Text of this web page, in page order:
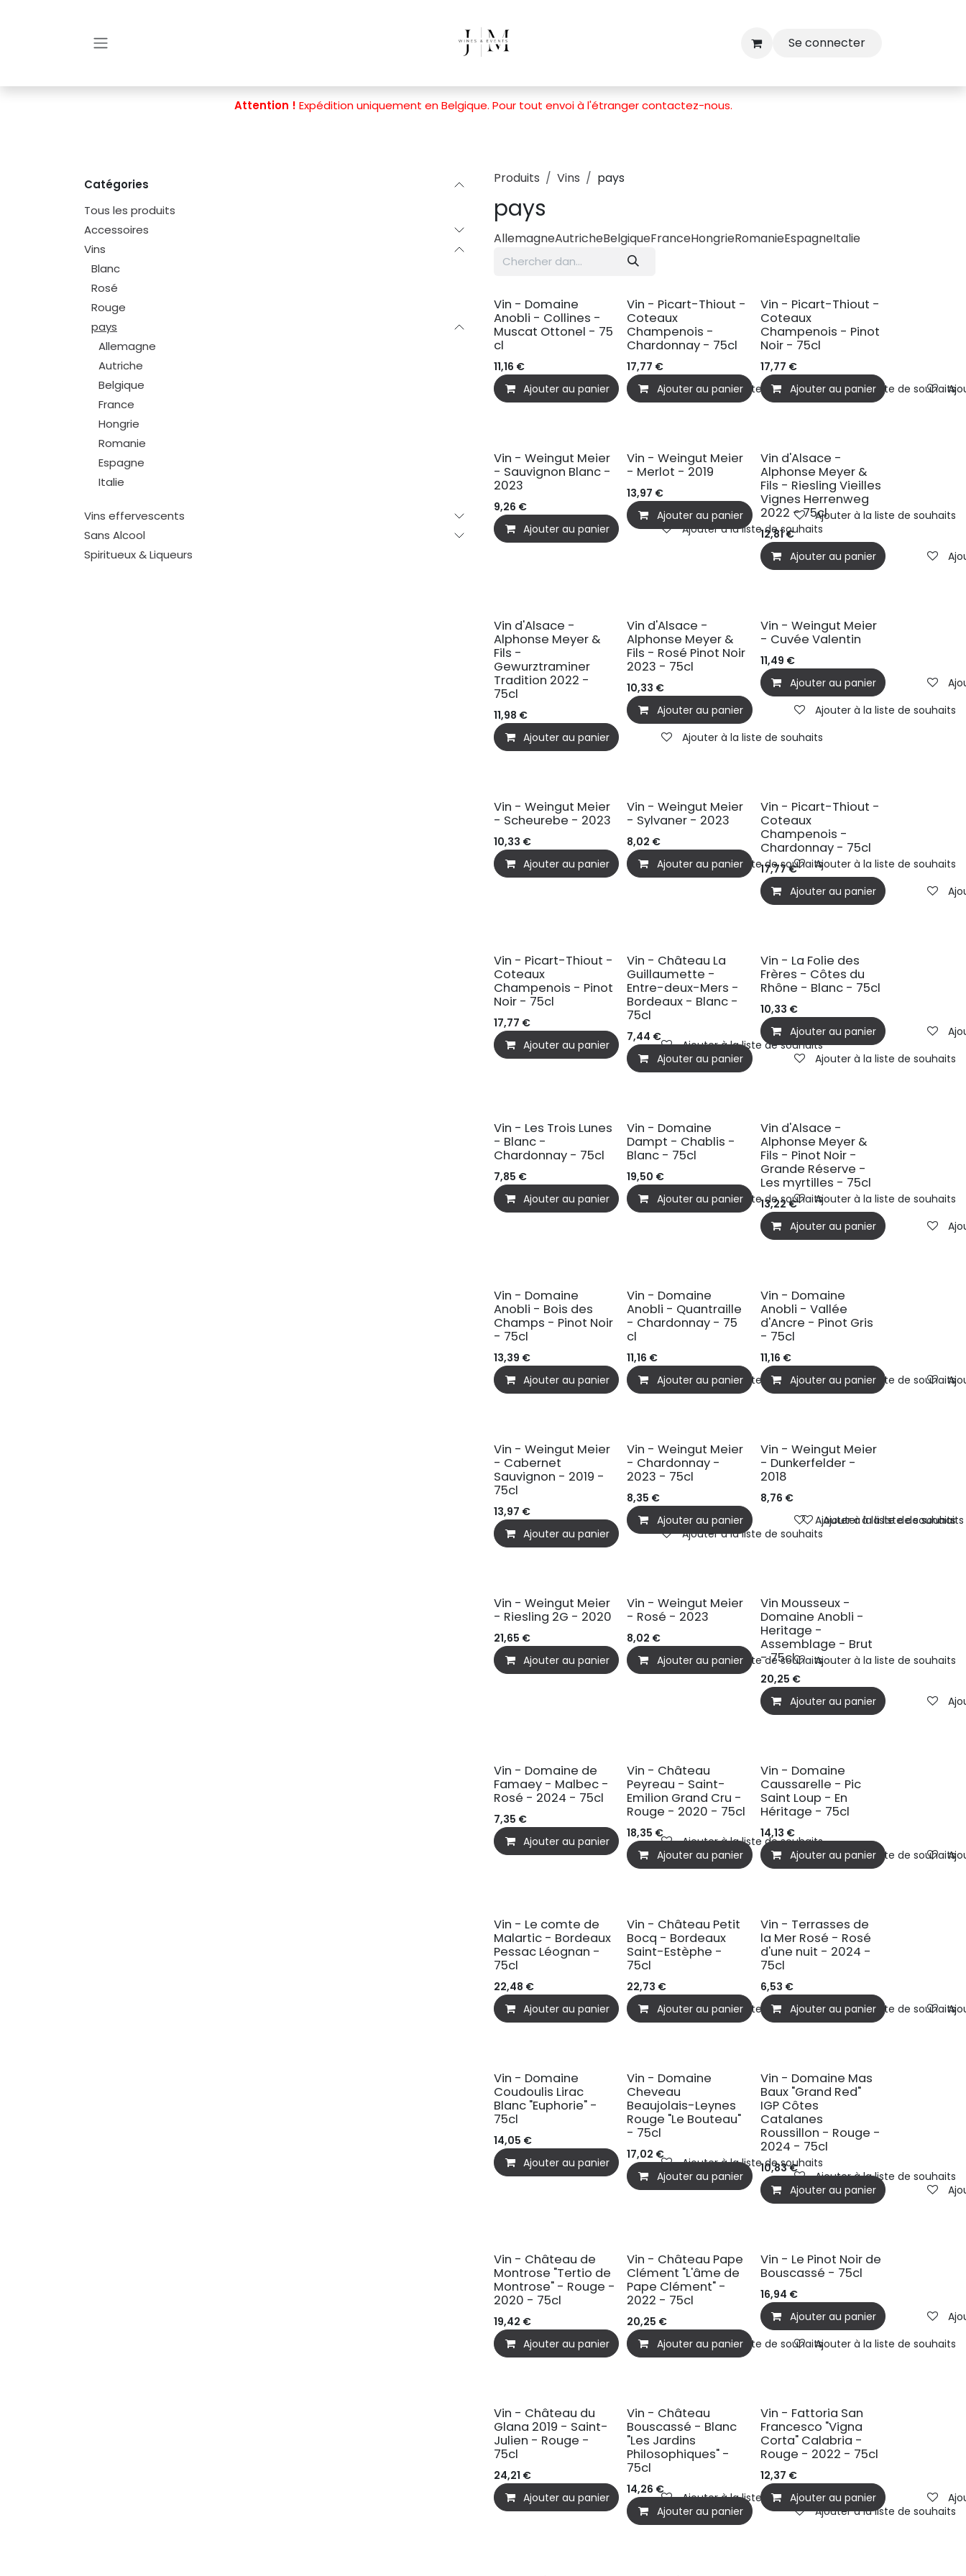
Se connecter
Attention ! Expédition uniquement en Belgique. Pour tout envoi à l'étrangercontactez-nous.
Catégories
Tous les produits
Accessoires
Vins
Blanc
Rosé
Rouge
pays
Allemagne
Autriche
Belgique
France
Hongrie
Romanie
Espagne
Italie
Vins effervescents
Sans Alcool
Spiritueux & Liqueurs
Produits Vins pays
pays
AllemagneAutricheBelgiqueFranceHongrieRomanieEspagneItalie
Vin - Domaine
Anobli - Collines -
Muscat Ottonel - 75
cl
11,16 €
Ajouter au panier
Ajouter à la liste de souhaits
Vin - Picart-Thiout -
Coteaux
Champenois -
Chardonnay - 75cl
17,77 €
Ajouter au panier
Ajouter à la liste de souhaits
Vin - Picart-Thiout -
Coteaux
Champenois - Pinot
Noir - 75cl
17,77 €
Ajouter au panier
BIO
Vin - Weingut Meier
- Sauvignon Blanc -
2023
9,26 €
Ajouter au panier
Ajouter à la liste de souhaits
BIO
Vin - Weingut Meier
- Merlot - 2019
13,97 €
Ajouter au panier
Ajouter à la liste de souhaits
Vin d'Alsace -
Alphonse Meyer &
Fils - Riesling Vieilles
Vignes Herrenweg
2022 - 75cl
12,81€
Ajouter au panier
Vin d'Alsace -
Alphonse Meyer &
Fils -
Gewurztraminer
Tradition 2022 -
75cl
11,98 €
Ajouter au panier
Ajouter à la liste de souhaits
Vin d'Alsace -
Alphonse Meyer &
Fils - Rosé Pinot Noir
2023 - 75cl
10,33 €
Ajouter au panier
Ajouter à la liste de souhaits
BIO
Vin - Weingut Meier
- Cuvée Valentin
11,49 €
Ajouter au panier
BIO
Vin - Weingut Meier
- Scheurebe - 2023
10,33 €
Ajouter au panier
Ajouter à la liste de souhaits
BIO
Vin - Weingut Meier
- Sylvaner - 2023
8,02 €
Ajouter au panier
Ajouter à la liste de souhaits
Vin - Picart-Thiout -
Coteaux
Champenois -
Chardonnay - 75cl
17,77€
Ajouter au panier
Vin - Picart-Thiout -
Coteaux
Champenois - Pinot
Noir - 75cl
17,77 €
Ajouter au panier
Ajouter à la liste de souhaits
Vin - Château La
Guillaumette -
Entre-deux-Mers -
Bordeaux - Blanc -
75cl
7,44 €
Ajouter au panier
Ajouter à la liste de souhaits
Vin - La Folie des
Frères - Côtes du
Rhône - Blanc - 75cl
10,33 €
Ajouter au panier
Vin - Les Trois Lunes
- Blanc -
Chardonnay - 75cl
7,85 €
Ajouter au panier
Ajouter à la liste de souhaits
Vin - Domaine
Dampt - Chablis -
Blanc - 75cl
19,50 €
Ajouter au panier
Ajouter à la liste de souhaits
Vin d'Alsace -
Alphonse Meyer &
Fils - Pinot Noir -
Grande Réserve -
Les myrtilles - 75cl
13,22€
Ajouter au panier
Vin - Domaine
Anobli - Bois des
Champs - Pinot Noir
- 75cl
13,39 €
Ajouter au panier
Ajouter à la liste de souhaits
Vin - Domaine
Anobli - Quantraille
- Chardonnay - 75
cl
11,16 €
Ajouter au panier
Ajouter à la liste de souhaits
Vin - Domaine
Anobli - Vallée
d'Ancre - Pinot Gris
- 75cl
11,16 €
Ajouter au panier
BIO
Vin - Weingut Meier
- Cabernet
Sauvignon - 2019 -
75cl
13,97 €
Ajouter au panier
Ajouter à la liste de souhaits
BIO
Vin - Weingut Meier
- Chardonnay -
2023 - 75cl
8,35 €
Ajouter au panier
Ajouter à la liste de souhaits
Vin - Weingut Meier
- Dunkerfelder -
2018
8,76 €
Ajouter à la liste de souhaits
BIO
Vin - Weingut Meier
- Riesling 2G - 2020
21,65 €
Ajouter au panier
Ajouter à la liste de souhaits
BIO
Vin - Weingut Meier
- Rosé - 2023
8,02 €
Ajouter au panier
Ajouter à la liste de souhaits
Vin Mousseux -
Domaine Anobli -
Heritage -
Assemblage - Brut
- 75cl
20,25 €
Ajouter au panier
Vin - Domaine de
Famaey - Malbec -
Rosé - 2024 - 75cl
7,35 €
Ajouter au panier
Ajouter à la liste de souhaits
Vin - Château
Peyreau - Saint-
Emilion Grand Cru -
Rouge - 2020 - 75cl
18,35 €
Ajouter au panier
Ajouter à la liste de souhaits
Vin - Domaine
Caussarelle - Pic
Saint Loup - En
Héritage - 75cl
14,13 €
Ajouter au panier
Vin - Le comte de
Malartic - Bordeaux
Pessac Léognan -
75cl
22,48 €
Ajouter au panier
Ajouter à la liste de souhaits
Vin - Château Petit
Bocq - Bordeaux
Saint-Estèphe -
75cl
22,73 €
Ajouter au panier
Ajouter à la liste de souhaits
Vin - Terrasses de
la Mer Rosé - Rosé
d'une nuit - 2024 -
75cl
6,53 €
Ajouter au panier
Vin - Domaine
Coudoulis Lirac
Blanc "Euphorie" -
75cl
14,05 €
Ajouter au panier
Ajouter à la liste de souhaits
Vin - Domaine
Cheveau
Beaujolais-Leynes
Rouge "Le Bouteau"
- 75cl
17,02 €
Ajouter au panier
Ajouter à la liste de souhaits
Vin - Domaine Mas
Baux "Grand Red"
IGP Côtes
Catalanes
Roussillon - Rouge -
2024 - 75cl
10,83€
Ajouter au panier
Vin - Château de
Montrose "Tertio de
Montrose" - Rouge -
2020 - 75cl
19,42 €
Ajouter au panier
Ajouter à la liste de souhaits
Vin - Château Pape
Clément "L'âme de
Pape Clément" -
2022 - 75cl
20,25 €
Ajouter au panier
Ajouter à la liste de souhaits
Vin - Le Pinot Noir de
Bouscassé - 75cl
16,94 €
Ajouter au panier
Vin - Château du
Glana 2019 - Saint-
Julien - Rouge -
75cl
24,21 €
Ajouter au panier
Ajouter à la liste de souhaits
Vin - Château
Bouscassé - Blanc
"Les Jardins
Philosophiques" -
75cl
14,26 €
Ajouter au panier
Ajouter à la liste de souhaits
Vin - Fattoria San
Francesco "Vigna
Corta" Calabria -
Rouge - 2022 - 75cl
12,37 €
Ajouter au panier